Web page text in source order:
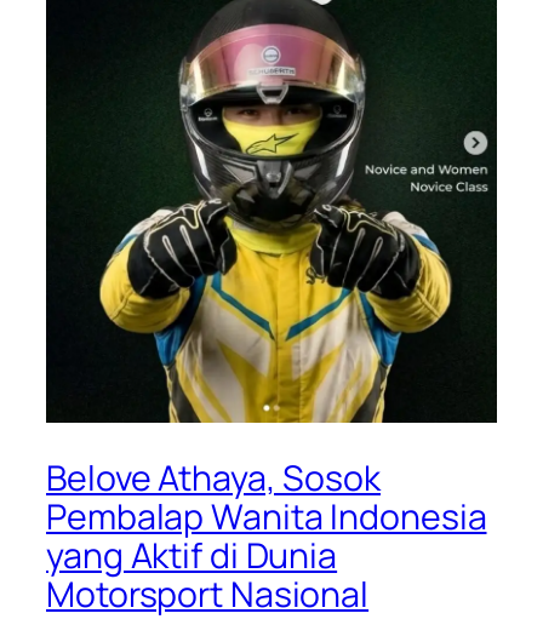
Belove Athaya, Sosok
Pembalap Wanita Indonesia
yang Aktif di Dunia
Motorsport Nasional